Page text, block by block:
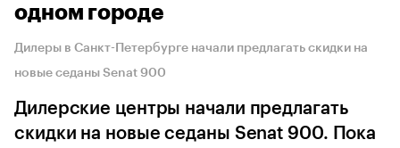
одном городе
Дилеры в Санкт-Петербурге начали предлагать скидки на
новые седаны Senat 900
Дилерские центры начали предлагать
скидки на новые седаны Senat 900. Пока